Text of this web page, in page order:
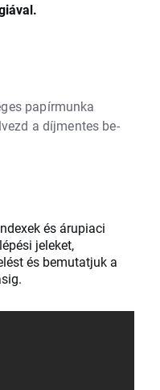
papírmunka
a díjmentes be-
és árupiaci
jeleket,
és bemutatjuk a